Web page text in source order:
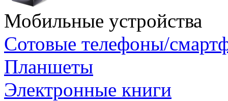
Мобильные устройства
Сотовые телефоны/
Планшеты
Электронные книги